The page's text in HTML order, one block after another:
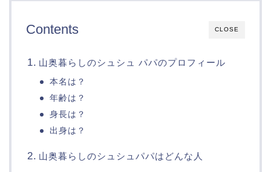
CLOSE
Contents
山奥暮らしのシュシュ パパのプロフィール
本名は？
年齢は？
身長は？
出身は？
山奥暮らしのシュシュパパはどんな人